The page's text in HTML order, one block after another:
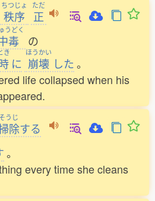
ちつじょ
秩序
ただ
正
うどく
毒 の
き
に
ほうかい
崩壊 した。
life collapsed when his
そうじ
除する
。
every time she cleans